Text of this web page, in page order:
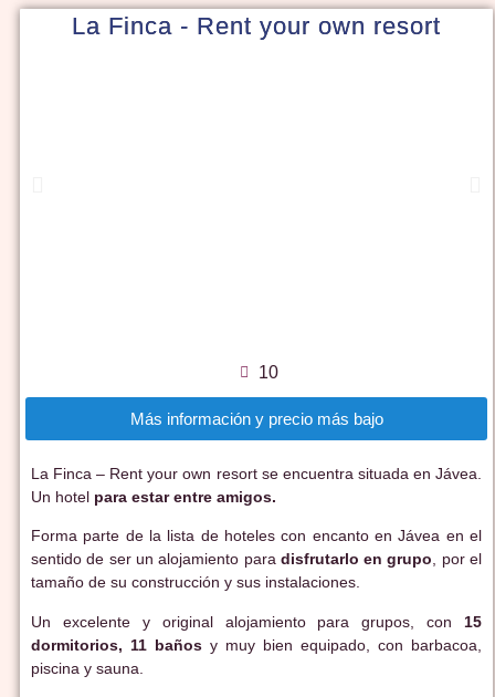
La Finca - Rent your own resort
10
Más información y precio más bajo
La Finca – Rent your own resort se encuentra situada en Jávea.
Un hotel para estar entre amigos.
Forma parte de la lista de hoteles con encanto en Jávea en el
sentido de ser un alojamiento paradisfrutarlo en grupo, por el
tamaño de su construcción y sus instalaciones.
Un excelente y original alojamiento para grupos, con 15
dormitorios, 11 baños y muy bien equipado, con barbacoa,
piscina y sauna.